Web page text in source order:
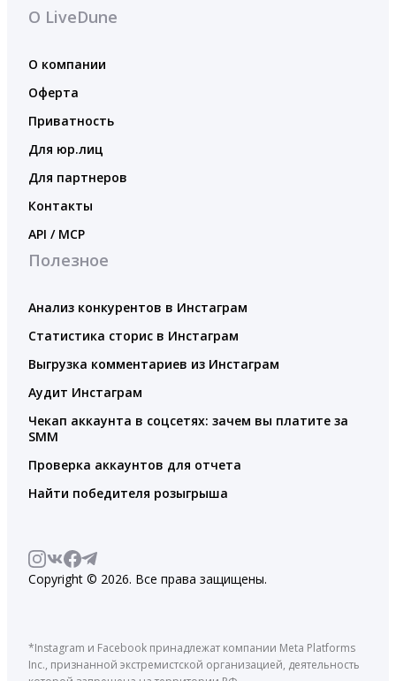
О LiveDune
О компании
Оферта
Приватность
Для юр.лиц
Для партнеров
Контакты
API / MCP
Полезное
Анализ конкурентов в Инстаграм
Статистика сторис в Инстаграм
Выгрузка комментариев из Инстаграм
Аудит Инстаграм
Чекап аккаунта в соцсетях: зачем вы платите за
SMM
Проверка аккаунтов для отчета
Найти победителя розыгрыша
Copyright © 2026. Все права защищены.
*Instagram и Facebook принадлежат компании Meta Platforms
Inc., признанной экстремистской организацией, деятельность